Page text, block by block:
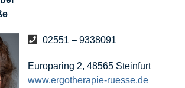
02551 – 9338091
Europaring 2, 48565 Steinfurt
www.ergotherapie-ruesse.de